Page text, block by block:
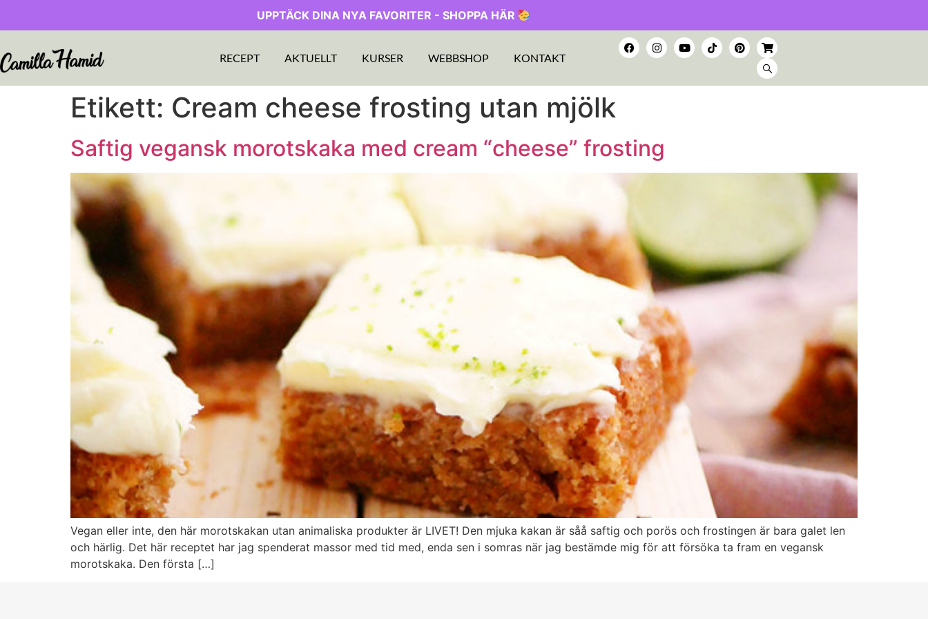
UPPTÄCK DINA NYA FAVORITER - SHOPPA HÄR
RECEPT AKTUELLT KURSER WEBBSHOP KONTAKT
Etikett: Cream cheese frosting utan mjölk
Saftig vegansk morotskaka med cream “cheese” frosting
Vegan eller inte, den här morotskakan utan animaliska produkter är LIVET! Den mjuka kakan är såå saftig och porös och frostingen är bara galet len
och härlig. Det här receptet har jag spenderat massor med tid med, enda sen i somras när jag bestämde mig för att försöka ta fram en vegansk
morotskaka. Den första […]